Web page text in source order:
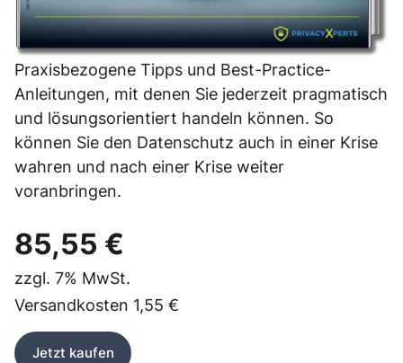
Praxisbezogene Tipps und Best-Practice-
Anleitungen, mit denen Sie jederzeit pragmatisch
und lösungsorientiert handeln können. So
können Sie den Datenschutz auch in einer Krise
wahren und nach einer Krise weiter
voranbringen.
85,55 €
zzgl. 7% MwSt.
Versandkosten 1,55 €
Jetzt kaufen